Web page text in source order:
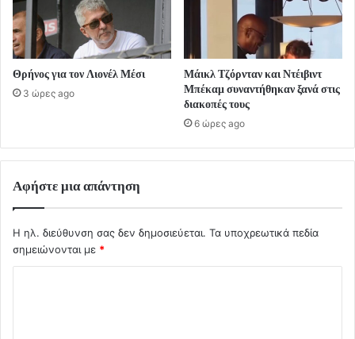
Θρήνος για τον Λιονέλ Μέσι
3 ώρες ago
Μάικλ Τζόρνταν και Ντέιβιντ
Μπέκαμ συναντήθηκαν ξανά στις
διακοπές τους
6 ώρες ago
Αφήστε μια απάντηση
Η ηλ. διεύθυνση σας δεν δημοσιεύεται. Τα υποχρεωτικά πεδία
σημειώνονται με *